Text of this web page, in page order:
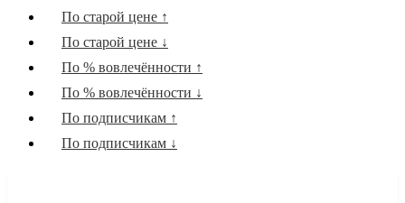
Юриспруденция
Объявления
Красота и уход
Мода и стиль
По старой цене ↑
По старой цене ↓
По % вовлечённости ↑
По % вовлечённости ↓
По подписчикам ↑
По подписчикам ↓